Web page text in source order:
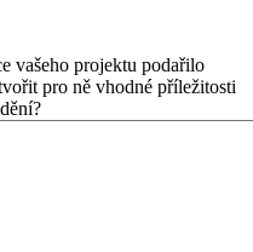
vašeho projektu podařilo
pro ně vhodné příležitosti